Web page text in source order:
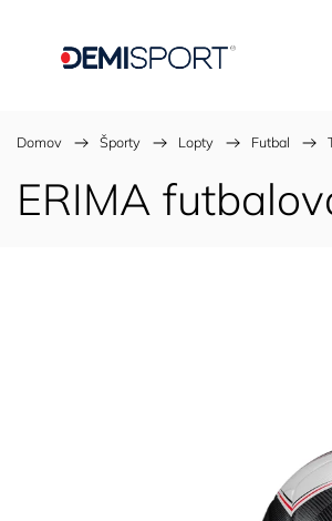
Domov / Športy / Lopty / Futbal /
ERIMA